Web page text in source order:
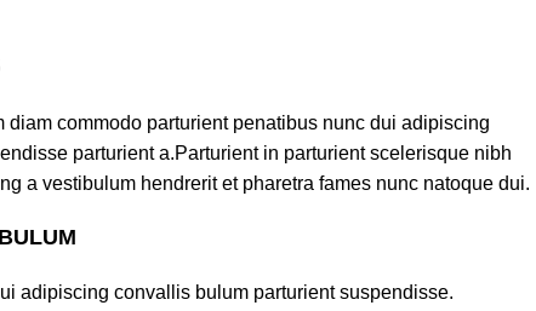
diam commodo parturient penatibus nunc dui adipiscing
parturient a.Parturient in parturient scelerisque nibh
a vestibulum hendrerit et pharetra fames nunc natoque dui.
adipiscing convallis bulum parturient suspendisse.